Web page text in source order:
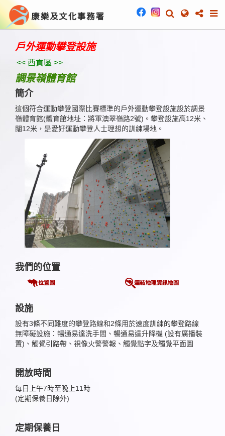
戶外運動攀登設施
<< 西貢區 >>
調景嶺體育館
簡介
這個符合運動攀登國際比賽標準的戶外運動攀登設施設於調景
嶺體育館(體育館地址：將軍澳翠嶺路2號)。攀登設施高12米、
闊12米，是愛好運動攀登人士理想的訓練場地。
我們的位置
設施
設有3條不同難度的攀登路線和2條用於速度訓練的攀登路線
無障礙設施：暢通易達洗手間、暢通易達升降機 (設有廣播裝
置)、觸覺引路帶、視像火警警報、觸覺點字及觸覺平面圖
開放時間
每日上午7時至晚上11時
(定期保養日除外)
定期保養日